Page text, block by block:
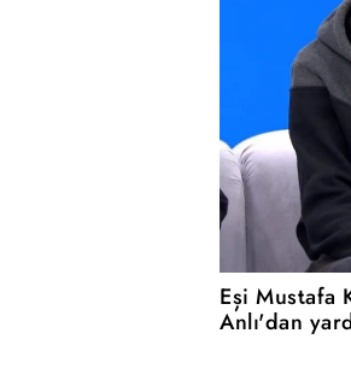
Eşi Mustafa
Anlı'dan